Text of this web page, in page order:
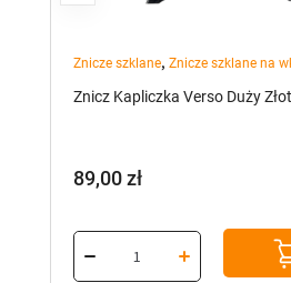
Znicze szklane, Znicze szklane na
Znicz Kapliczka Verso Duży
89,00zł